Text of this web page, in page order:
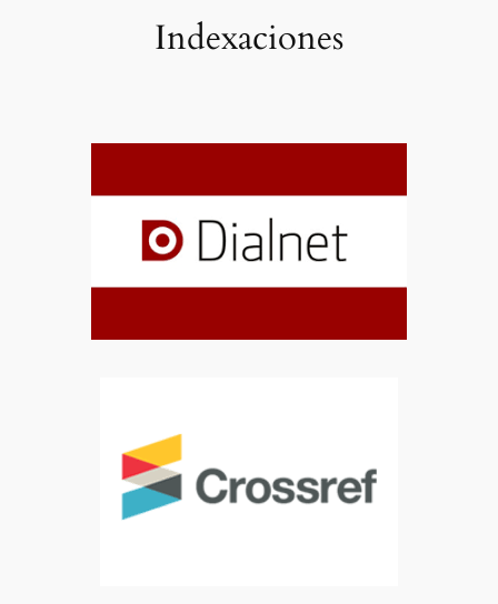
Indexaciones